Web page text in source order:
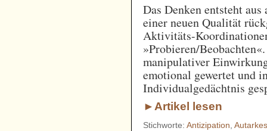
Das Denken entsteht
einer neuen Qualität
Aktivitäts-
»Probieren/
manipulativer
emotional gewertet und
Individualgedächtnis
►Artikel lesen
Stichworte:Antizipation,